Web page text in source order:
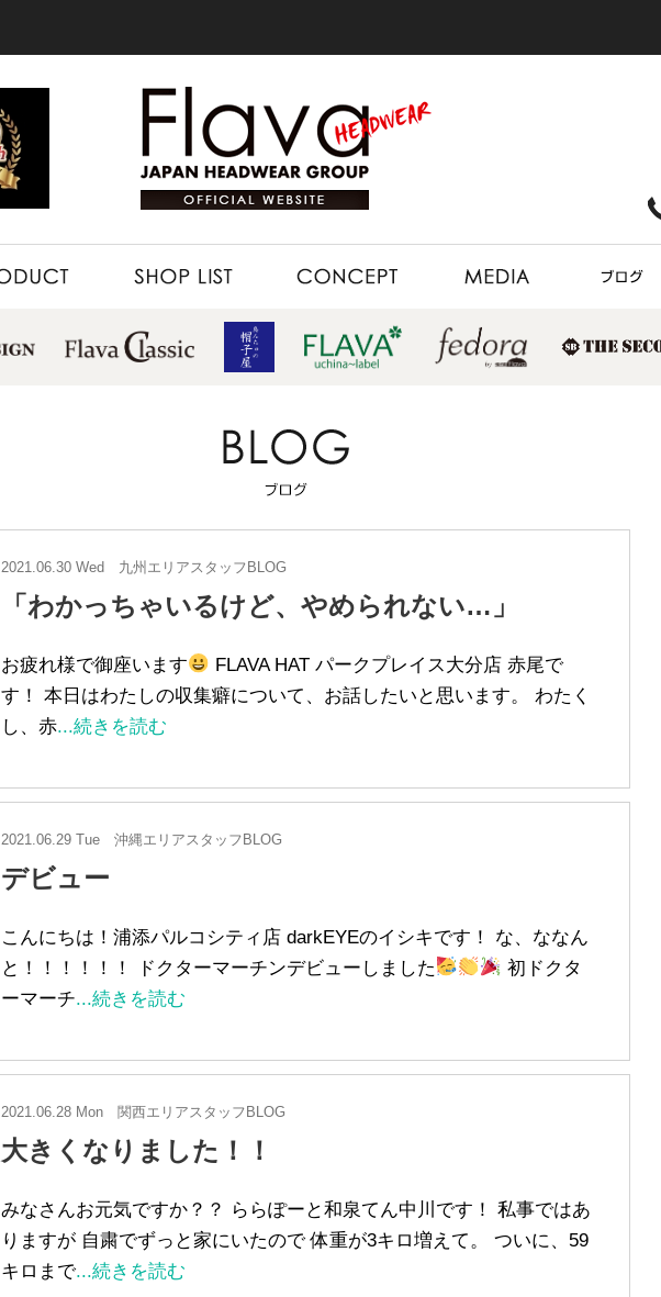
2021.06.30 Wed 九州エリアスタッフBLOG
「わかっちゃいるけど、やめられない…」
お疲れ様で御座います
FLAVA HAT パークプレイス大分店 赤尾で
す！ 本日はわたしの収集癖について、お話したいと思います。 わたく
し、赤...続きを読む
2021.06.29 Tue 沖縄エリアスタッフBLOG
デビュー
こんにちは！浦添パルコシティ店 darkEYEのイシキです！ な、ななん
と！！！！！！ ドクターマーチンデビューしました
初ドクタ
ーマーチ...続きを読む
2021.06.28 Mon 関西エリアスタッフBLOG
大きくなりました！！
みなさんお元気ですか？？ ららぽーと和泉てん中川です！ 私事ではあ
りますが 自粛でずっと家にいたので 体重が3キロ増えて。 ついに、59
キロまで...続きを読む